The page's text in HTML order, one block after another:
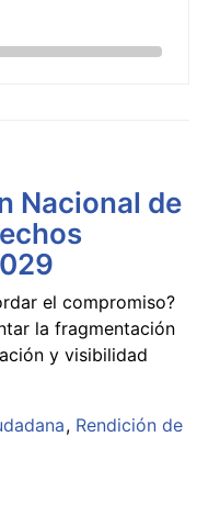
Nacional de
el compromiso?
la fragmentación
y visibilidad
Rendición de